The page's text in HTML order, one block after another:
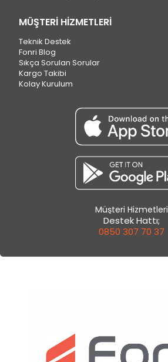
MÜŞTERİ HİZMETLERİ
Teknik Destek
Fonri Blog
Sıkça Sorulan Sorular
Kargo Takibi
Kolay Kurulum
Müşteri Hizmetleri
Destek Hattı;
0850 307 70 37